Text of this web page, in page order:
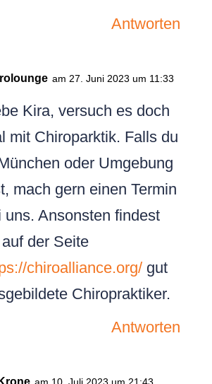
Antworten
am 27. Juni 2023 um 11:33
Kira, versuch es doch
mit Chiroparktik. Falls du
oder Umgebung
mach gern einen Termin
uns. Ansonsten findest
der Seite
chiroalliance.org/gut
Chiropraktiker.
Antworten